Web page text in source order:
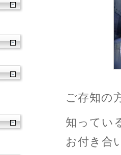
ご存知の
知ってい
お付き合